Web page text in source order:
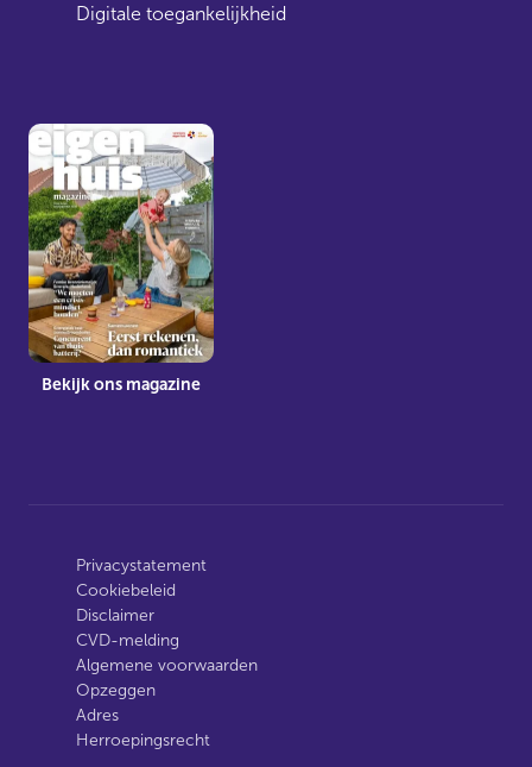
Digitale toegankelijkheid
Bekijk ons magazine
Privacystatement
Cookiebeleid
Disclaimer
CVD-melding
Algemene voorwaarden
Opzeggen
Adres
Herroepingsrecht